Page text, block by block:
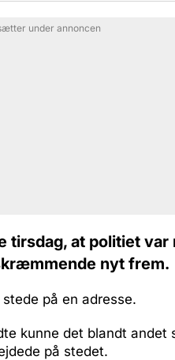
under annoncen
tirsdag, at politiet var
nyt frem.
på en adresse.
kunne det blandt andet
på stedet.